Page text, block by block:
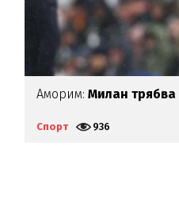
Аморим:Милан трябва
Спорт 936